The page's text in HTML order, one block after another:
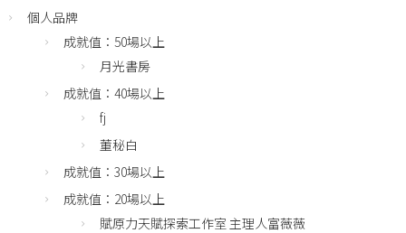
個人品牌
成就值：50場以上
月光書房
成就值：40場以上
fj
董秘白
成就值：30場以上
成就值：20場以上
賦原力天賦探索工作室 主理人富薇薇